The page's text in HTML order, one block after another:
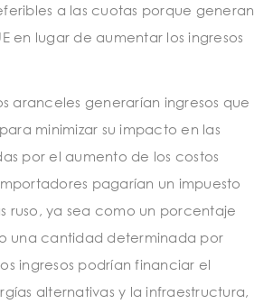
a las cuotas porque generan
en lugar de aumentar los ingresos
aranceles generarían ingresos que
minimizar su impacto en las
por el aumento de los costos
pagarían un impuesto
ruso, ya sea como un porcentaje
una cantidad determinada por
ingresos podrían financiar el
alternativas y la infraestructura,